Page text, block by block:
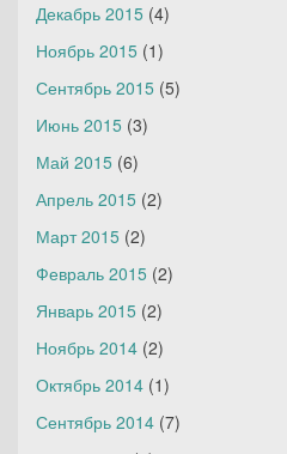
Декабрь 2015 (4)
Ноябрь 2015 (1)
Сентябрь 2015 (5)
Июнь 2015 (3)
Май 2015 (6)
Апрель 2015 (2)
Март 2015 (2)
Февраль 2015 (2)
Январь 2015 (2)
Ноябрь 2014 (2)
Октябрь 2014 (1)
Сентябрь 2014 (7)